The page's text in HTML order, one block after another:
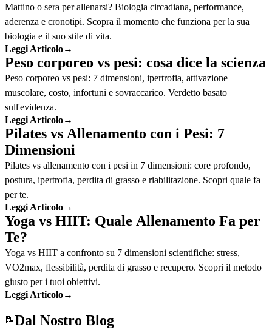
Mattino o sera per allenarsi? Biologia circadiana, performance,
aderenza e cronotipi. Scopra il momento che funziona per la sua
biologia e il suo stile di vita.
Leggi Articolo→
Peso corporeo vs pesi: cosa dice la scienza
Peso corporeo vs pesi: 7 dimensioni, ipertrofia, attivazione
muscolare, costo, infortuni e sovraccarico. Verdetto basato
sull'evidenza.
Leggi Articolo→
Pilates vs Allenamento con i Pesi: 7
Dimensioni
Pilates vs allenamento con i pesi in 7 dimensioni: core profondo,
postura, ipertrofia, perdita di grasso e riabilitazione. Scopri quale fa
per te.
Leggi Articolo→
Yoga vs HIIT: Quale Allenamento Fa per
Te?
Yoga vs HIIT a confronto su 7 dimensioni scientifiche: stress,
VO2max, flessibilità, perdita di grasso e recupero. Scopri il metodo
giusto per i tuoi obiettivi.
Leggi Articolo→
📝Dal Nostro Blog